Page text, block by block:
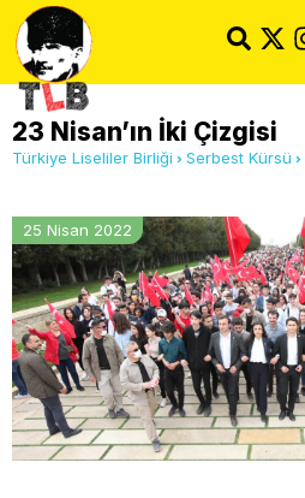
23 Nisan’ın İki Çizgisi
Türkiye Liseliler Birliği Serbest Kürsü
25 Nisan 2022